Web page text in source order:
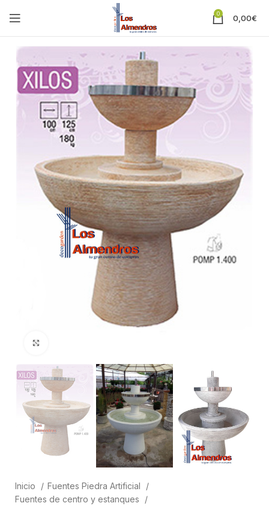
0 0,00€
Inicio
Fuentes Piedra Artificial
Fuentes de centro y estanques